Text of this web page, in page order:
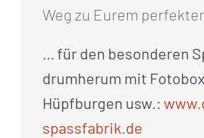
Weg zu Eurem
… für den besonderen
drumherum mit
Hüpfburgen usw.:
spassfabrik.de